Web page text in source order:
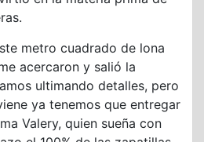
metro cuadrado de lona
acercaron y salió la
ultimando detalles, pero
ya tenemos que entregar
Valery, quien sueña con